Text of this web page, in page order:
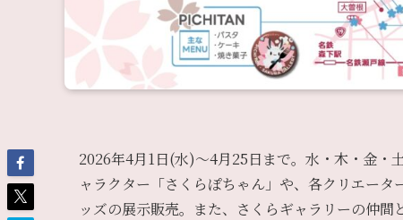
2026年4月1日(水)〜4月25日まで。水・木・金・
ャラクター「さくらぽちゃん」や、各クリエー
ッズの展示販売。また、さくらギャラリーの仲